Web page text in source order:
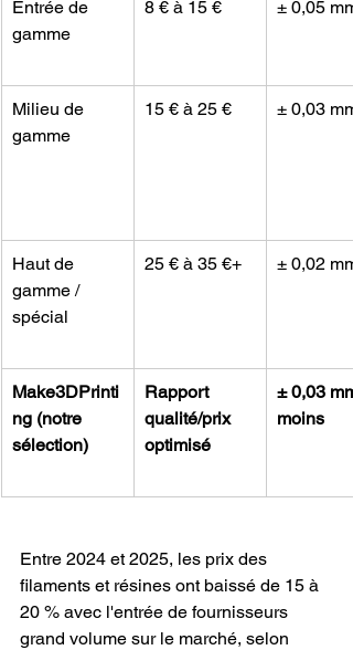
Entrée de
gamme
8 € à 15 € ± 0,05 mm
Milieu de
gamme
15 € à 25 € ± 0,03 mm
Haut de
gamme /
spécial
25 € à 35 €+ ± 0,02 mm
Make3DPrinti
ng (notre
sélection)
Rapport
qualité/prix
optimisé
± 0,03
moins
Entre 2024 et 2025, les prix des
filaments et résines ont baissé de 15 à
20 % avec l'entrée de fournisseurs
grand volume sur le marché, selon